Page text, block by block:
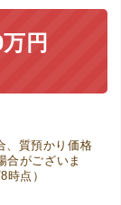
円
、質預かり価格
合がございま
時点）